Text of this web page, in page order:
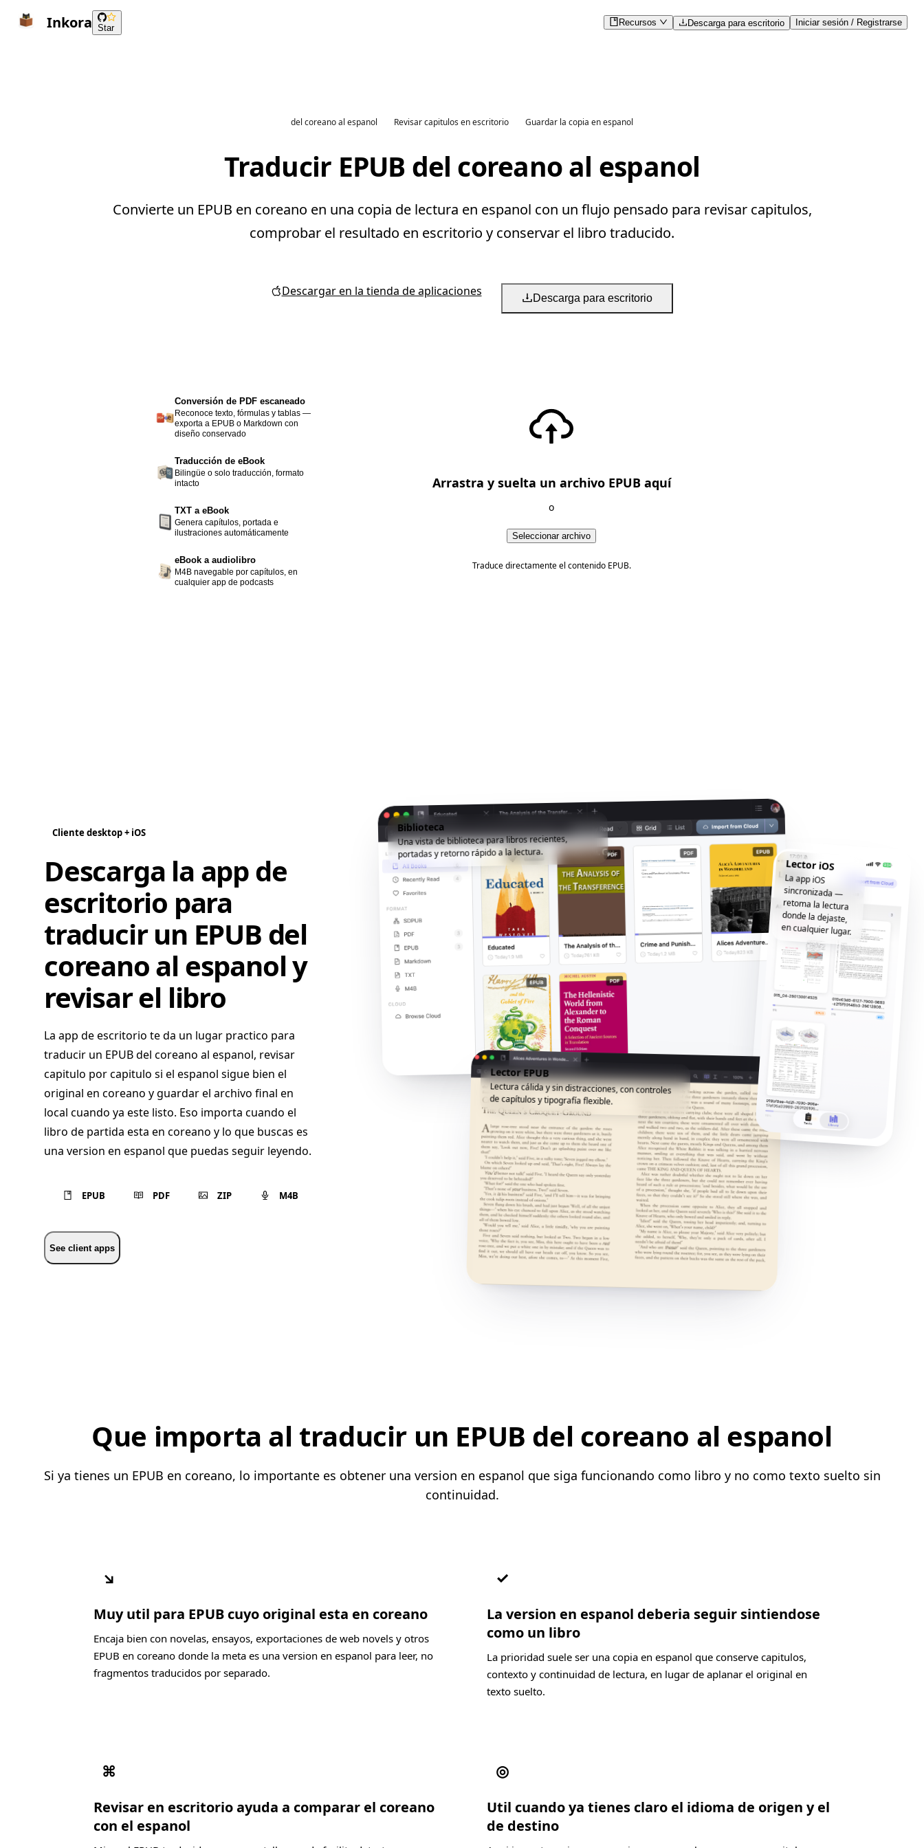
Inkora Star
Recursos Descarga para escritorio Iniciar sesión / Registrarse
del coreano al espanol Revisar capitulos en escritorio Guardar la copia en espanol
Traducir EPUB del coreano al espanol
Convierte un EPUB en coreano en una copia de lectura en espanol con un flujo pensado para revisar capitulos,
comprobar el resultado en escritorio y conservar el libro traducido.
Descargar en la tienda de aplicaciones Descarga para escritorio
Conversión de PDF escaneado
Reconoce texto, fórmulas y tablas —
exporta a EPUB o Markdown con
diseño conservado
Traducción de eBook
Bilingüe o solo traducción, formato
intacto
TXT a eBook
Genera capítulos, portada e
ilustraciones automáticamente
eBook a audiolibro
M4B navegable por capítulos, en
cualquier app de podcasts
Arrastra y suelta un archivo EPUB aquí
o
Seleccionar archivo
Traduce directamente el contenido EPUB.
Cliente desktop + iOS
Descarga la app de
escritorio para
traducir un EPUB del
coreano al espanol y
revisar el libro
La app de escritorio te da un lugar practico para
traducir un EPUB del coreano al espanol, revisar
capitulo por capitulo si el espanol sigue bien el
original en coreano y guardar el archivo final en
local cuando ya este listo. Eso importa cuando el
libro de partida esta en coreano y lo que buscas es
una version en espanol que puedas seguir leyendo.
EPUB PDF ZIP M4B
See client apps
Biblioteca
Una vista de biblioteca para libros recientes,
portadas y retorno rápido a la lectura.
Lector EPUB
Lectura cálida y sin distracciones, con controles
de capítulos y tipografía flexible.
Lector iOS
La app iOS
sincronizada —
retoma la lectura
donde la dejaste,
en cualquier lugar.
Que importa al traducir un EPUB del coreano al espanol
Si ya tienes un EPUB en coreano, lo importante es obtener una version en espanol que siga funcionando como libro y no como texto suelto sin
continuidad.
↘
Muy util para EPUB cuyo original esta en coreano
Encaja bien con novelas, ensayos, exportaciones de web novels y otros
EPUB en coreano donde la meta es una version en espanol para leer, no
fragmentos traducidos por separado.
✓
La version en espanol deberia seguir sintiendose
como un libro
La prioridad suele ser una copia en espanol que conserve capitulos,
contexto y continuidad de lectura, en lugar de aplanar el original en
texto suelto.
⌘
Revisar en escritorio ayuda a comparar el coreano
con el espanol
◎
Util cuando ya tienes claro el idioma de origen y el
de destino